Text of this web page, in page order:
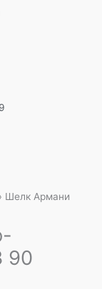
› Шелк Армани
90